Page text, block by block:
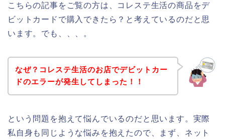
こちらの記事をご覧の方は、コレステ生活の商品をデ
ビットカードで購入できたら？と考えているのだと思
います。でも、、、。
なぜ？コレステ生活のお店でデビットカー
ドのエラーが発生してしまった！！
という問題を抱えて悩んでいるのだと思います。実際
私自身も同じような悩みを抱えたので、まず、ネット